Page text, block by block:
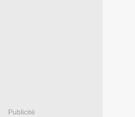
Publicité